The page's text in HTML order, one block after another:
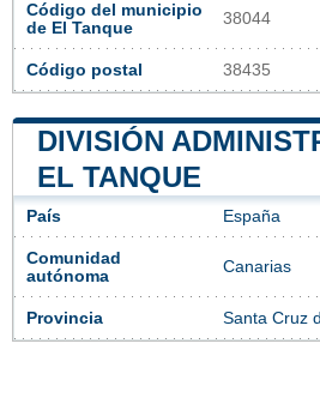
Código del municipio
de El Tanque
38044
Código postal 38435
DIVISIÓN
EL TANQUE
País España
Comunidad
autónoma
Canarias
Provincia Santa Cruz